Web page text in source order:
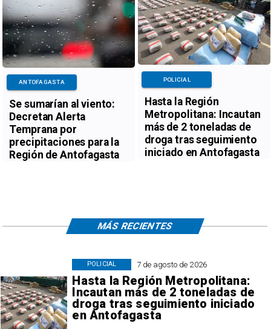
Se sumarían al viento:
Decretan Alerta
Temprana por
precipitaciones para la
Región de Antofagasta
ANTOFAGASTA
Hasta la Región
Metropolitana: Incautan
más de 2 toneladas de
droga tras seguimiento
iniciado en Antofagasta
POLICIAL
7 de agosto de 2026
Hasta la Región Metropolitana:
Incautan más de 2 toneladas de
droga tras seguimiento iniciado
en Antofagasta
POLICIAL
MÁS RECIENTES